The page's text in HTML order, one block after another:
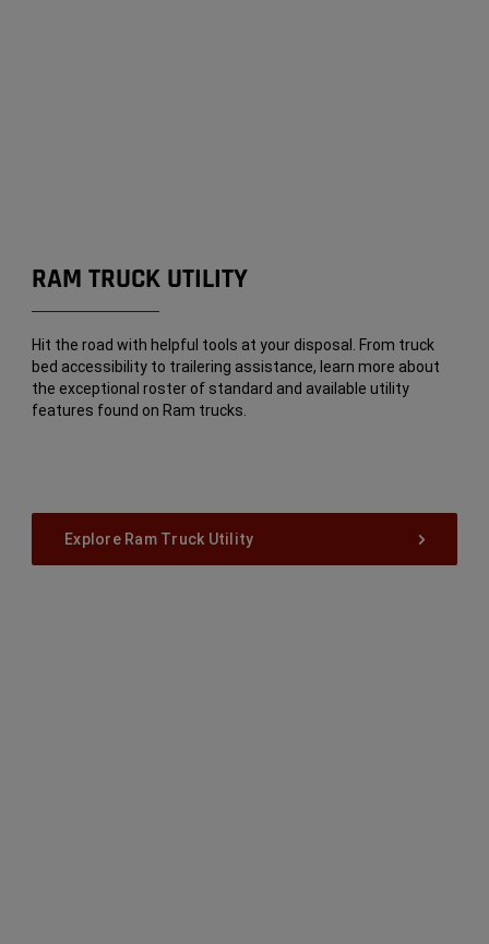
RAM TRUCK UTILITY
Hit the road with helpful tools at your disposal. From truck
bed accessibility to trailering assistance, learn more about
the exceptional roster of standard and available utility
features found on Ram trucks.
Explore Ram Truck Utility